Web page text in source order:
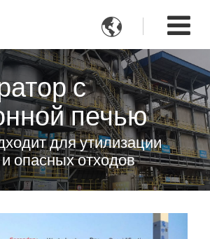

с
печью
для утилизации
опасных отходов